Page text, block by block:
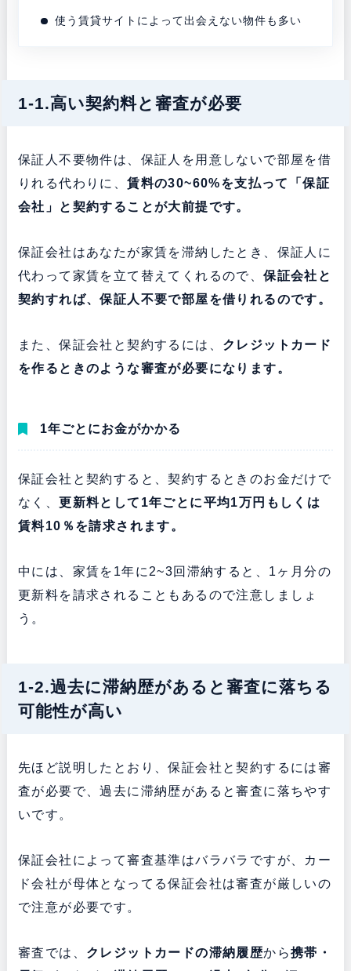
使う賃貸サイトによって出会えない物件も多い
1-1.高い契約料と審査が必要
保証人不要物件は、保証人を用意しないで部屋を借
りれる代わりに、賃料の30~60%を支払って「保証
会社」と契約することが大前提です。
保証会社はあなたが家賃を滞納したとき、保証人に
代わって家賃を立て替えてくれるので、保証会社と
契約すれば、保証人不要で部屋を借りれるのです。
また、保証会社と契約するには、 クレジットカード
を作るときのような審査が必要になります。
1年ごとにお金がかかる
保証会社と契約すると、契約するときのお金だけで
なく、更新料として1年ごとに平均1万円もしくは
賃料10％を請求されます。
中には、家賃を1年に2~3回滞納すると、1ヶ月分の
更新料を請求されることもあるので注意しましょ
う。
1-2.過去に滞納歴があると審査に落ちる
可能性が高い
先ほど説明したとおり、保証会社と契約するには審
査が必要で、過去に滞納歴があると審査に落ちやす
いです。
保証会社によって審査基準はバラバラですが、カー
ド会社が母体となってる保証会社は審査が厳しいの
で注意が必要です。
審査では、 クレジットカードの滞納履歴から携帯・